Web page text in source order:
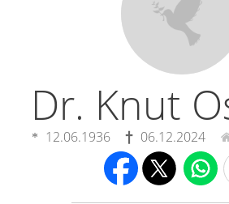
Dr. Knut
12.06.1936 06.12.2024